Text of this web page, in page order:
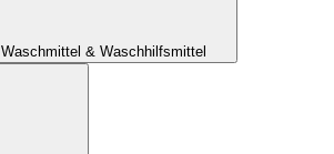
Waschmittel & Waschhilfsmittel